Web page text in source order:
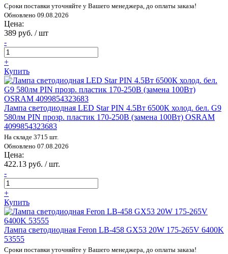
Сроки поставки уточняйте у Вашего менеджера, до оплаты заказа!
Обновлено 09.08.2026
Цена:
389 руб. / шт
-
+
Купить
Лампа светодиодная LED Star PIN 4.5Вт 6500К холод. бел. G9
580лм PIN прозр. пластик 170-250В (замена 100Вт) OSRAM
4099854323683
На складе 3715 шт.
Обновлено 07.08.2026
Цена:
422.13 руб. / шт.
-
+
Купить
Лампа светодиодная Feron LB-458 GX53 20W 175-265V 6400K
53555
Сроки поставки уточняйте у Вашего менеджера, до оплаты заказа!